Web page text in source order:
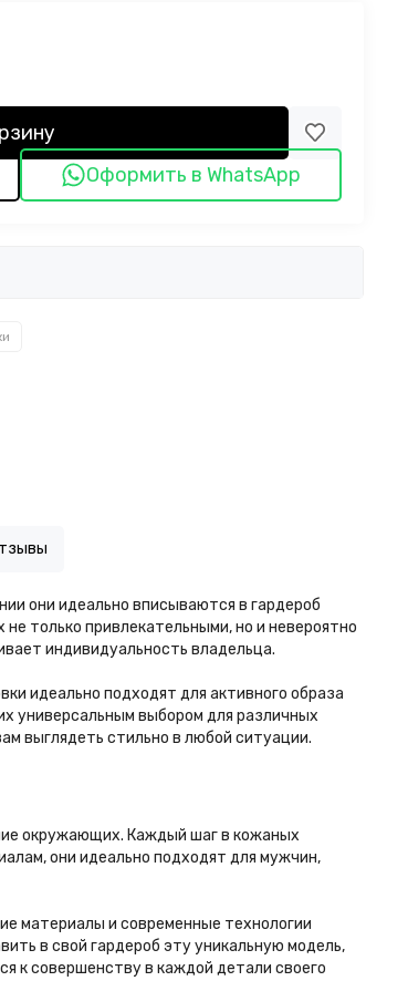
Оформить в WhatsApp
они идеально вписываются в гардероб
только привлекательными, но и невероятно
индивидуальность владельца.
идеально подходят для активного образа
универсальным выбором для различных
выглядеть стильно в любой ситуации.
окружающих. Каждый шаг в кожаных
они идеально подходят для мужчин,
материалы и современные технологии
в свой гардероб эту уникальную модель,
к совершенству в каждой детали своего